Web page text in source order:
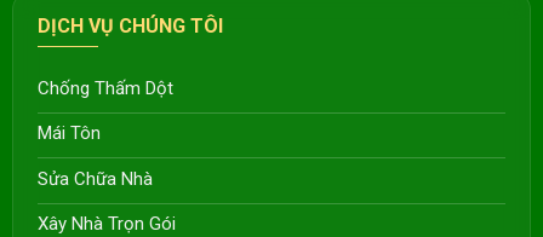
DỊCH VỤ CHÚNG TÔI
Chống Thấm Dột
Mái Tôn
Sửa Chữa Nhà
Xây Nhà Trọn Gói